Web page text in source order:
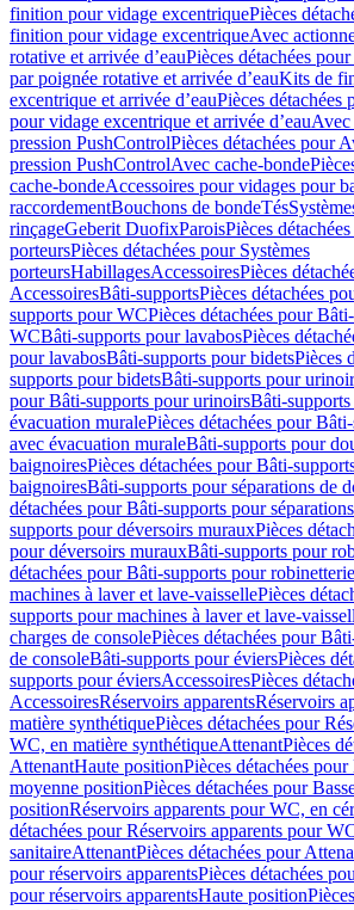
finition pour vidage excentriquePièces
finition pour vidage excentriqueAvec
rotative et arrivée d’eauPièces détachées
par poignée rotative et arrivée d’eauKits de
excentrique et arrivée d’eauPièces
pour vidage excentrique et arrivée d’eauAvec
pression PushControlPièces détachées pour
pression PushControlAvec cache-bonde
cache-bondeAccessoires pour vidages pour
raccordementBouchons de bondeTés
rinçageGeberit DuofixParoisPièces
porteursPièces détachées pour Systèmes
porteursHabillagesAccessoiresPièces
AccessoiresBâti-supportsPièces détachées
supports pour WCPièces détachées pour
WCBâti-supports pour lavabosPièces
pour lavabosBâti-supports pour bidetsPièces
supports pour bidetsBâti-supports pour
pour Bâti-supports pour urinoirsBâti-
évacuation muralePièces détachées pour
avec évacuation muraleBâti-supports pour
baignoiresPièces détachées pour Bâti-
baignoiresBâti-supports pour séparations de
détachées pour Bâti-supports pour
supports pour déversoirs murauxPièces
pour déversoirs murauxBâti-supports pour
détachées pour Bâti-supports pour
machines à laver et lave-vaissellePièces
supports pour machines à laver et lave-
charges de consolePièces détachées pour
de consoleBâti-supports pour éviersPièces
supports pour éviersAccessoiresPièces
AccessoiresRéservoirs apparentsRéservoirs
matière synthétiquePièces détachées pour
WC, en matière synthétiqueAttenantPièces
AttenantHaute positionPièces détachées
moyenne positionPièces détachées pour
positionRéservoirs apparents pour WC, en
détachées pour Réservoirs apparents pour
sanitaireAttenantPièces détachées pour
pour réservoirs apparentsPièces détachées
pour réservoirs apparentsHaute position